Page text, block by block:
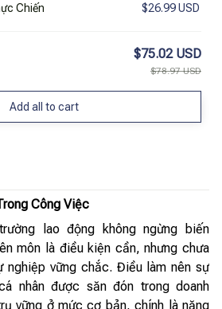
Chiến $26.99 USD
$75.02 USD
$78.97 USD
Add all to cart
Công Việc
lao động không ngừng biến
môn là điều kiện cần, nhưng chưa
nghiệp vững chắc. Điều làm nên sự
nhân được săn đón trong doanh
vững ở mức cơ bản, chính là năng